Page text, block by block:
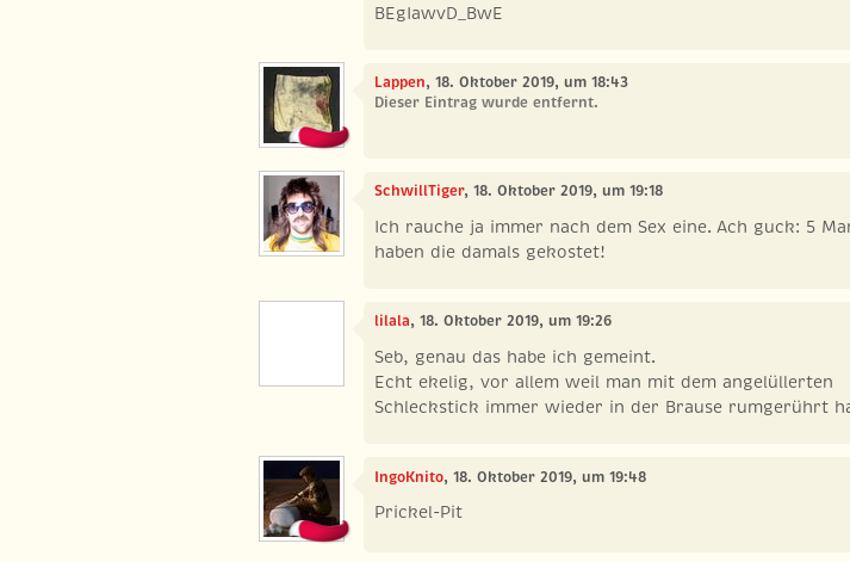
BEgIawvD_BwE
Lappen, 18. Oktober 2019, um 18:43
Dieser Eintrag wurde entfernt.
SchwillTiger, 18. Oktober 2019, um 19:18
Ich rauche ja immer nach dem Sex eine. Ach guck: 5
haben die damals gekostet!
lilala, 18. Oktober 2019, um 19:26
Seb, genau das habe ich gemeint.
Echt ekelig, vor allem weil man mit dem angelüllerten
Schleckstick immer wieder in der Brause rumgerührt
IngoKnito, 18. Oktober 2019, um 19:48
Prickel-Pit